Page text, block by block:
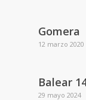
Gomera
12 marzo 2020
Balear
29 mayo 2024